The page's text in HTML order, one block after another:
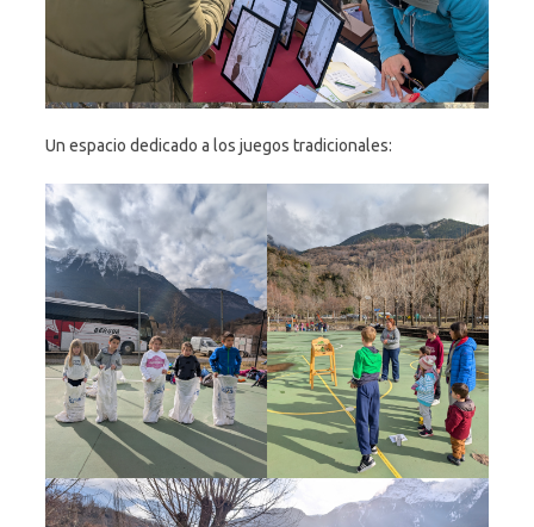
Un espacio dedicado a los juegos tradicionales: